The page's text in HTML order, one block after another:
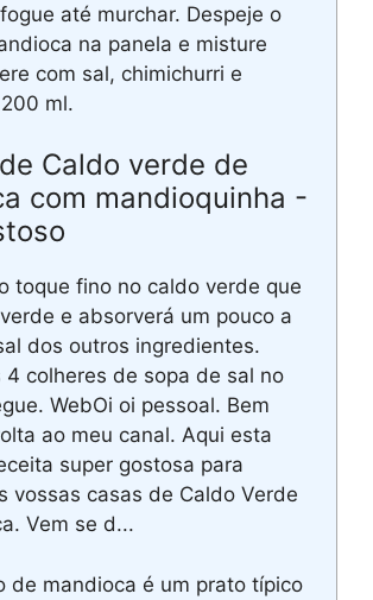
até murchar. Despeje o
na panela e misture
com sal, chimichurri e
ml.
Caldo verde de
com mandioquinha -
toque fino no caldo verde que
e absorverá um pouco a
dos outros ingredientes.
4 colheres de sopa de sal no
WebOi oi pessoal. Bem
ao meu canal. Aqui esta
super gostosa para
vossas casas de Caldo Verde
Vem se d...
de mandioca é um prato típico